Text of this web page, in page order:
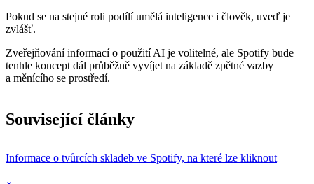
Pokud se na stejné roli podílí umělá inteligence i člověk, uveď je
zvlášť.
Zveřejňování informací o použití AI je volitelné, ale Spotify bude
tenhle koncept dál průběžně vyvíjet na základě zpětné vazby
a měnícího se prostředí.
Související články
Informace o tvůrcích skladeb ve Spotify, na které lze kliknout